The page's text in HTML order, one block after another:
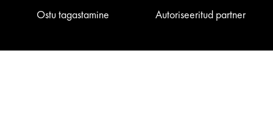
Ostu tagastamine Autoriseeritud partner